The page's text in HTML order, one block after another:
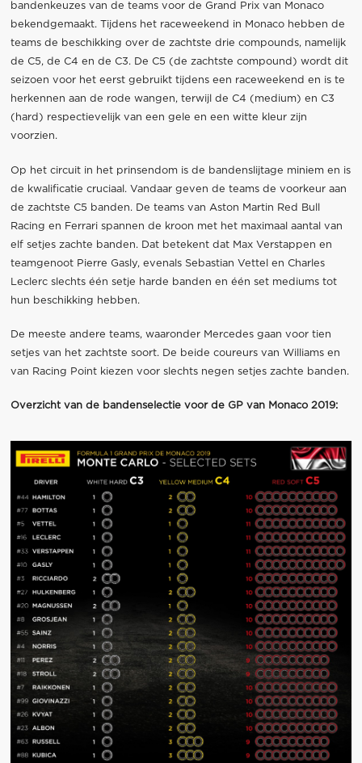
bandenkeuzes van de teams voor de Grand Prix van Monaco
bekendgemaakt. Tijdens het raceweekend in Monaco hebben de
teams de beschikking over de zachtste drie compounds, namelijk
de C5, de C4 en de C3. De C5 (de zachtste compound) wordt dit
seizoen voor het eerst gebruikt tijdens een raceweekend en is te
herkennen aan de rode wangen, terwijl de C4 (medium) en C3
(hard) respectievelijk van een gele en een witte kleur zijn
voorzien.
Op het circuit in het prinsendom is de bandenslijtage miniem en is
de kwalificatie cruciaal. Vandaar geven de teams de voorkeur aan
de zachtste C5 banden. De teams van Aston Martin Red Bull
Racing en Ferrari spannen de kroon met het maximaal aantal van
elf setjes zachte banden. Dat betekent dat Max Verstappen en
teamgenoot Pierre Gasly, evenals Sebastian Vettel en Charles
Leclerc slechts één setje harde banden en één set mediums tot
hun beschikking hebben.
De meeste andere teams, waaronder Mercedes gaan voor tien
setjes van het zachtste soort. De beide coureurs van Williams en
van Racing Point kiezen voor slechts negen setjes zachte banden.
Overzicht van de bandenselectie voor de GP van Monaco 2019: